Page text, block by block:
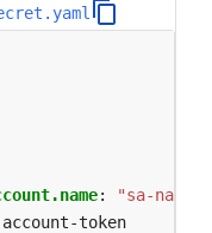
:
"sa-name"
token